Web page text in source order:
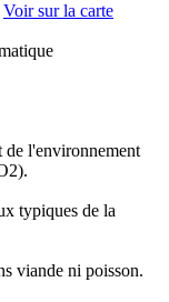
Voir sur la carte